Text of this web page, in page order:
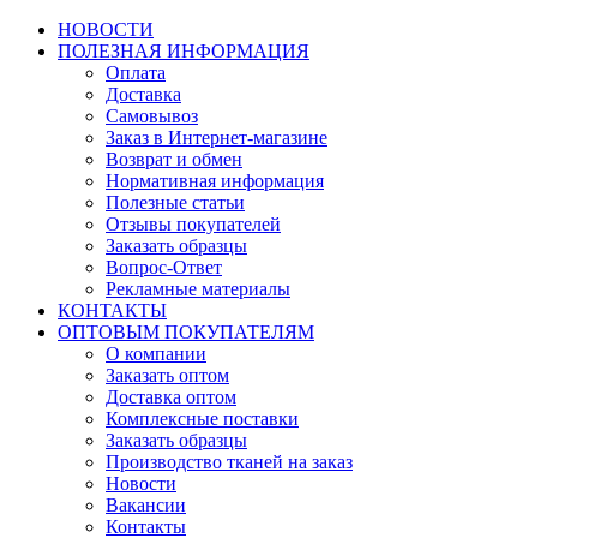
НОВОСТИ
ПОЛЕЗНАЯ ИНФОРМАЦИЯ
Оплата
Доставка
Самовывоз
Заказ в Интернет-магазине
Возврат и обмен
Нормативная информация
Полезные статьи
Отзывы покупателей
Заказать образцы
Вопрос-Ответ
Рекламные материалы
КОНТАКТЫ
ОПТОВЫМ ПОКУПАТЕЛЯМ
О компании
Заказать оптом
Доставка оптом
Комплексные поставки
Заказать образцы
Производство тканей на заказ
Новости
Вакансии
Контакты